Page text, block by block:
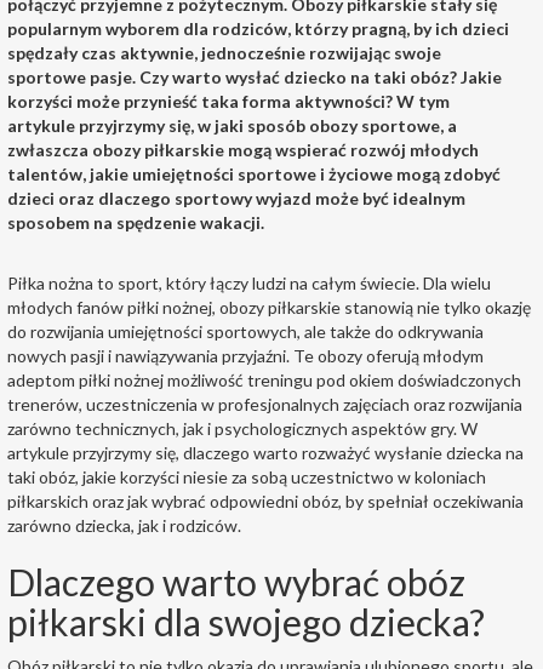
połączyć przyjemne z pożytecznym. Obozy piłkarskie stały się
popularnym wyborem dla rodziców, którzy pragną, by ich dzieci
spędzały czas aktywnie, jednocześnie rozwijając swoje
sportowe pasje. Czy warto wysłać dziecko na taki obóz? Jakie
korzyści może przynieść taka forma aktywności? W tym
artykule przyjrzymy się, w jaki sposób obozy sportowe, a
zwłaszcza obozy piłkarskie mogą wspierać rozwój młodych
talentów, jakie umiejętności sportowe i życiowe mogą zdobyć
dzieci oraz dlaczego sportowy wyjazd może być idealnym
sposobem na spędzenie wakacji.
Piłka nożna to sport, który łączy ludzi na całym świecie. Dla wielu
młodych fanów piłki nożnej, obozy piłkarskie stanowią nie tylko okazję
do rozwijania umiejętności sportowych, ale także do odkrywania
nowych pasji i nawiązywania przyjaźni. Te obozy oferują młodym
adeptom piłki nożnej możliwość treningu pod okiem doświadczonych
trenerów, uczestniczenia w profesjonalnych zajęciach oraz rozwijania
zarówno technicznych, jak i psychologicznych aspektów gry. W
artykule przyjrzymy się, dlaczego warto rozważyć wysłanie dziecka na
taki obóz, jakie korzyści niesie za sobą uczestnictwo w koloniach
piłkarskich oraz jak wybrać odpowiedni obóz, by spełniał oczekiwania
zarówno dziecka, jak i rodziców.
Dlaczego warto wybrać obóz
piłkarski dla swojego dziecka?